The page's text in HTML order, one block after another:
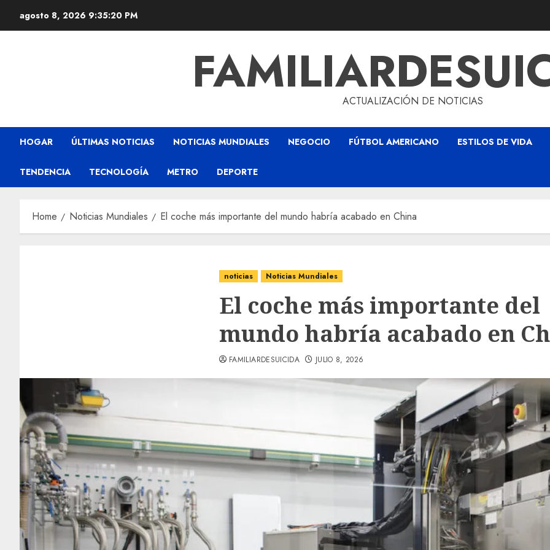
agosto 8, 2026 9:35:21 PM
ACTUALIZACIÓN DE NOTICIAS
HOGAR ÚLTIMAS NOTICIAS NOTICIAS MUNDIALES NEGOCIO FÚTBOL AMERICANO ESTILOS DE VIDA
TENDENCIA TECNOLOGÍA METRO DEPORTE
Home Noticias Mundiales El coche más importante del mundo habría acabado en China
noticias Noticias Mundiales
El coche más importante del
mundo habría acabado en
FAMILIARDESUICIDA JULIO 8, 2026